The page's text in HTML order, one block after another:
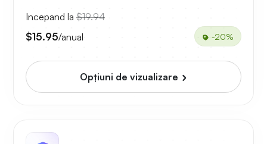
Incepand la $19.94
$15.95/anual -20%
Opțiuni de vizualizare